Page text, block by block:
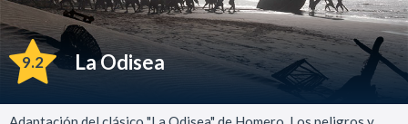
9.2 La Odisea